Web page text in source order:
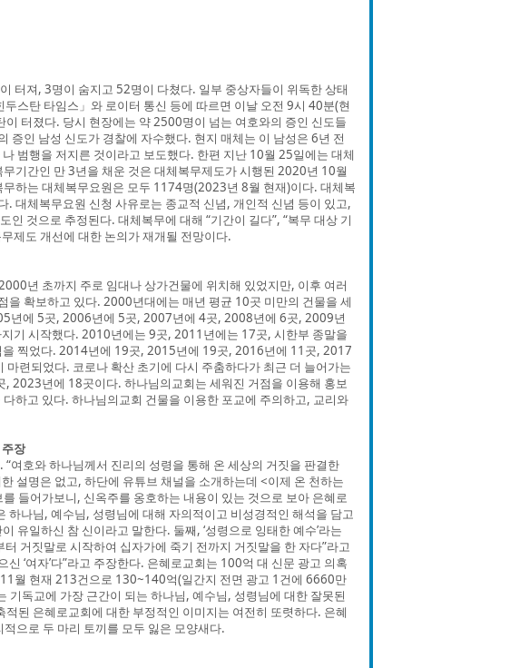
터져, 3명이 숨지고 52명이 다쳤다. 일부 중상자들이 위독한 상태
스탄 타임스」와 로이터 통신 등에 따르면 이날 오전 9시 40분(현
터졌다. 당시 현장에는 약 2500명이 넘는 여호와의 증인 신도들
증인 남성 신도가 경찰에 자수했다. 현지 매체는 이 남성은 6년 전
범행을 저지른 것이라고 보도했다. 한편 지난 10월 25일에는 대체
기간인 만 3년을 채운 것은 대체복무제도가 시행된 2020년 10월
하는 대체복무요원은 모두 1174명(2023년 8월 현재)이다. 대체복
대체복무요원 신청 사유로는 종교적 신념, 개인적 신념 등이 있고,
것으로 추정된다. 대체복무에 대해 “기간이 길다”, “복무 대상 기
제도 개선에 대한 논의가 재개될 전망이다.
년 초까지 주로 임대나 상가건물에 위치해 있었지만, 이후 여러
을 확보하고 있다. 2000년대에는 매년 평균 10곳 미만의 건물을 세
년에 5곳, 2006년에 5곳, 2007년에 4곳, 2008년에 6곳, 2009년
기 시작했다. 2010년에는 9곳, 2011년에는 17곳, 시한부 종말을
찍었다. 2014년에 19곳, 2015년에 19곳, 2016년에 11곳, 2017
련되었다. 코로나 확산 초기에 다시 주춤하다가 최근 더 늘어가는
년에 18곳이다. 하나님의교회는 세워진 거점을 이용해 홍보
하고 있다. 하나님의교회 건물을 이용한 포교에 주의하고, 교리와
장
여호와 하나님께서 진리의 성령을 통해 온 세상의 거짓을 판결한
설명은 없고, 하단에 유튜브 채널을 소개하는데 <이제 온 천하는
들어가보니, 신옥주를 옹호하는 내용이 있는 것으로 보아 은혜로
하나님, 예수님, 성령님에 대해 자의적이고 비성경적인 해석을 담고
유일하신 참 신이라고 말한다. 둘째, ‘성령으로 잉태한 예수’라는
거짓말로 시작하여 십자가에 죽기 전까지 거짓말을 한 자다”라고
‘여자’다”라고 주장한다. 은혜로교회는 100억 대 신문 광고 의혹
월 현재 213건으로 130~140억(일간지 전면 광고 1건에 6660만
기독교에 가장 근간이 되는 하나님, 예수님, 성령님에 대한 잘못된
된 은혜로교회에 대한 부정적인 이미지는 여전히 또렷하다. 은혜
으로 두 마리 토끼를 모두 잃은 모양새다.